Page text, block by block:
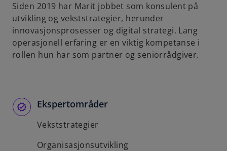
Siden 2019 har Marit jobbet som konsulent på
utvikling og vekststrategier, herunder
innovasjonsprosesser og digital strategi. Lang
operasjonell erfaring er en viktig kompetanse i
rollen hun har som partner og seniorrådgiver.
Ekspertområder
Vekststrategier
Organisasjonsutvikling